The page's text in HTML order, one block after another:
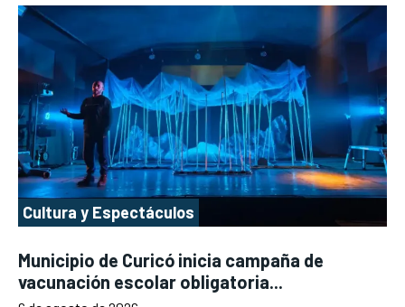
Cultura y Espectáculos
Municipio de Curicó inicia campaña de
vacunación escolar obligatoria...